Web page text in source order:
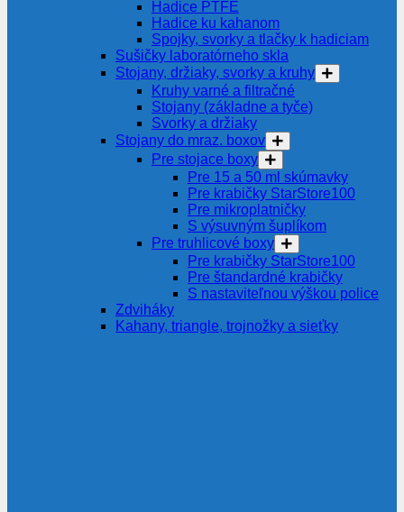
Hadice PTFE
Hadice ku kahanom
Spojky, svorky a tlačky k hadiciam
Sušičky laboratórneho skla
Stojany, držiaky, svorky a kruhy
Kruhy varné a filtračné
Stojany (základne a tyče)
Svorky a držiaky
Stojany do mraz. boxov
Pre stojace boxy
Pre 15 a 50 ml skúmavky
Pre krabičky StarStore100
Pre mikroplatničky
S výsuvným šuplíkom
Pre truhlicové boxy
Pre krabičky StarStore100
Pre štandardné krabičky
S nastaviteľnou výškou police
Zdviháky
Kahany, triangle, trojnožky a sieťky